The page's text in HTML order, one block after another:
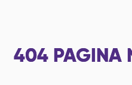
404 PAGINA